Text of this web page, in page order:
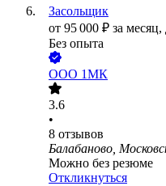
Засольщик
от 95 000 ₽ за месяц,
Без опыта
ООО 1МК
3.6
•
8 отзывов
Балабаново,
Можно без резюме
Откликнуться